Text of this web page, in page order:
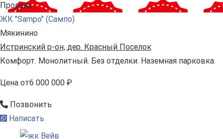
Продана
ЖК "Sampo" (Сампо)
Мякинино
Истринский р-он, дер. Красный Поселок
Комфорт. Монолитный. Без отделки. Наземная парковка.
Цена от6 000 000 ₽
Позвонить
Написать